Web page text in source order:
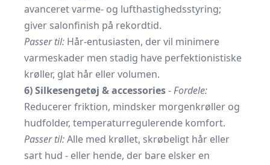
avanceret varme- og lufthastighedsstyring;
giver salonfinish på rekordtid.
Passer til: Hår-entusiasten, der vil minimere
varmeskader men stadig have perfektionistiske
krøller, glat hår eller volumen.
6) Silkesengetøj & accessories-Fordele:
Reducerer friktion, mindsker morgenkrøller og
hudfolder, temperaturregulerende komfort.
Passer til:Alle med krøllet, skrøbeligt hår eller
sart hud - eller hende, der bare elsker en